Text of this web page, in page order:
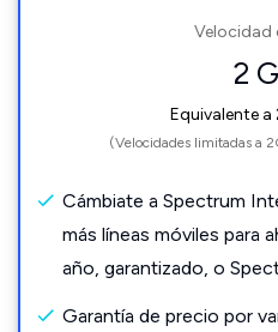
Velocidad
2
Equivalente
(Velocidades limitadas a
Cámbiate a Spectrum
más líneas móviles para
año, garantizado, o
Garantía de precio por